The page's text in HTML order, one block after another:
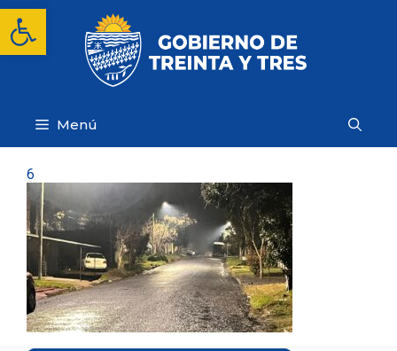
Abrir barra de herramientas
Saltar
contenido
Menú
6